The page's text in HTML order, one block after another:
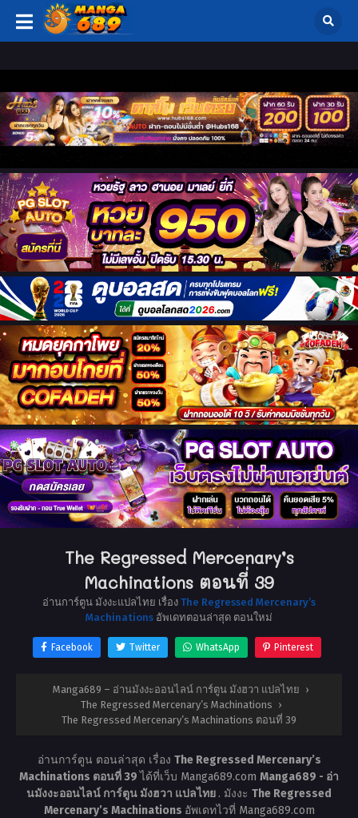
The Regressed Mercenary’s
Machinations ตอนที่ 39
อ่านการ์ตูน มังงะแปลไทย เรื่อง The Regressed Mercenary’s
Machinations อัพเดทตอนล่าสุด ตอนใหม่
Facebook Twitter WhatsApp Pinterest
Manga689 – อ่านมังงะออนไลน์ การ์ตูน มังฮวา แปลไทย ›
The Regressed Mercenary’s Machinations ›
The Regressed Mercenary’s Machinations ตอนที่ 39
อ่านการ์ตูน ตอนล่าสุด เรื่อง The Regressed Mercenary’s
Machinations ตอนที่ 39ได้ที่เว็บ Manga689.com Manga689 - อ่า
นมังงะออนไลน์ การ์ตูน มังฮวา แปลไทย . มังงะ The Regressed
Mercenary’s Machinations อัพเดทไวที่ Manga689.com